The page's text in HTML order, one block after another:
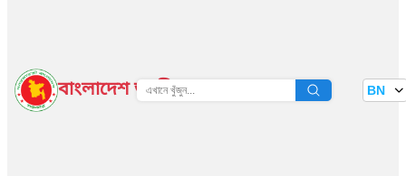
বাংলাদেশ জাতীয় তথ্য বাতায়ন BN